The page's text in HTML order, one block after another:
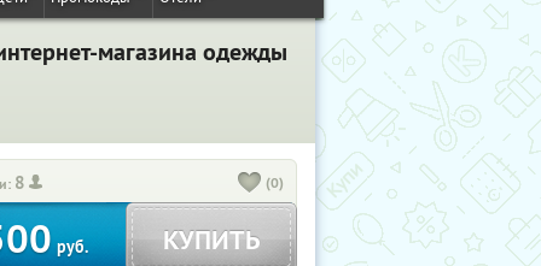
магазина одежды
8 (0)
руб. КУПИТЬ